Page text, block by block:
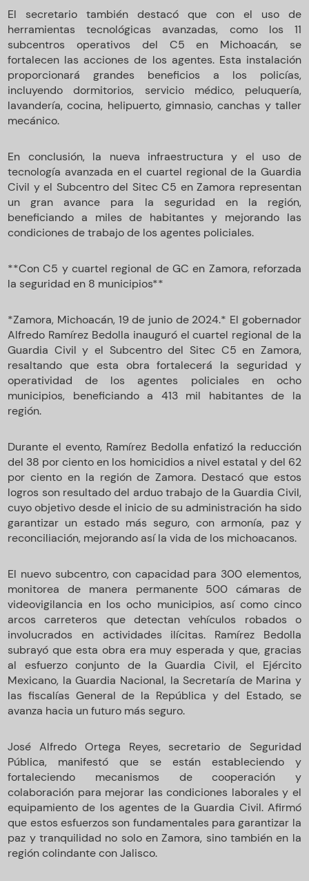
El secretario también destacó que con el uso de
herramientas tecnológicas avanzadas, como los 11
subcentros operativos del C5 en Michoacán, se
fortalecen las acciones de los agentes. Esta instalación
proporcionará grandes beneficios a los policías,
incluyendo dormitorios, servicio médico, peluquería,
lavandería, cocina, helipuerto, gimnasio, canchas y taller
mecánico.
En conclusión, la nueva infraestructura y el uso de
tecnología avanzada en el cuartel regional de la Guardia
Civil y el Subcentro del Sitec C5 en Zamora representan
un gran avance para la seguridad en la región,
beneficiando a miles de habitantes y mejorando las
condiciones de trabajo de los agentes policiales.
**Con C5 y cuartel regional de GC en Zamora, reforzada
la seguridad en 8 municipios**
*Zamora, Michoacán, 19 de junio de 2024.* El gobernador
Alfredo Ramírez Bedolla inauguró el cuartel regional de la
Guardia Civil y el Subcentro del Sitec C5 en Zamora,
resaltando que esta obra fortalecerá la seguridad y
operatividad de los agentes policiales en ocho
municipios, beneficiando a 413 mil habitantes de la
región.
Durante el evento, Ramírez Bedolla enfatizó la reducción
del 38 por ciento en los homicidios a nivel estatal y del 62
por ciento en la región de Zamora. Destacó que estos
logros son resultado del arduo trabajo de la Guardia Civil,
cuyo objetivo desde el inicio de su administración ha sido
garantizar un estado más seguro, con armonía, paz y
reconciliación, mejorando así la vida de los michoacanos.
El nuevo subcentro, con capacidad para 300 elementos,
monitorea de manera permanente 500 cámaras de
videovigilancia en los ocho municipios, así como cinco
arcos carreteros que detectan vehículos robados o
involucrados en actividades ilícitas. Ramírez Bedolla
subrayó que esta obra era muy esperada y que, gracias
al esfuerzo conjunto de la Guardia Civil, el Ejército
Mexicano, la Guardia Nacional, la Secretaría de Marina y
las fiscalías General de la República y del Estado, se
avanza hacia un futuro más seguro.
José Alfredo Ortega Reyes, secretario de Seguridad
Pública, manifestó que se están estableciendo y
fortaleciendo mecanismos de cooperación y
colaboración para mejorar las condiciones laborales y el
equipamiento de los agentes de la Guardia Civil. Afirmó
que estos esfuerzos son fundamentales para garantizar la
paz y tranquilidad no solo en Zamora, sino también en la
región colindante con Jalisco.